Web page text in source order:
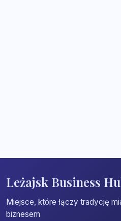
Leżajsk Business
Miejsce, które łączy tradycję
biznesem